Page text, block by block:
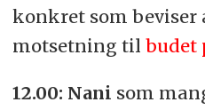
konkret som beviser
motsetning til budet
12.00: Nani som